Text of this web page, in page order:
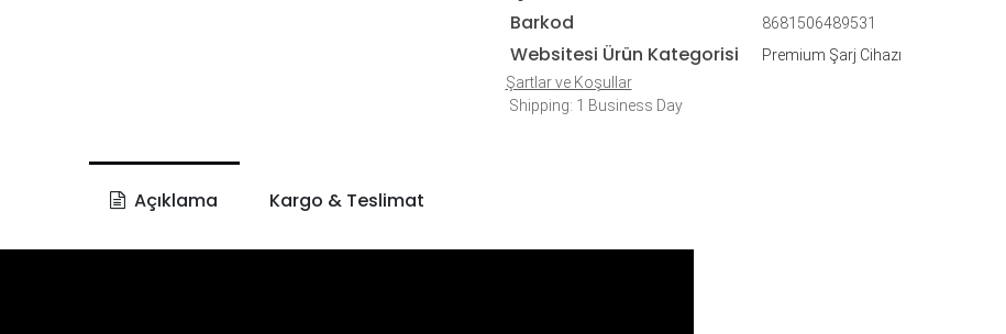
Barkod 8681506489531
Websitesi Ürün Kategorisi
Premium Şarj Cihazı
Şartlar ve Koşullar
Shipping: 1 Business Day
Açıklama Kargo & Teslimat